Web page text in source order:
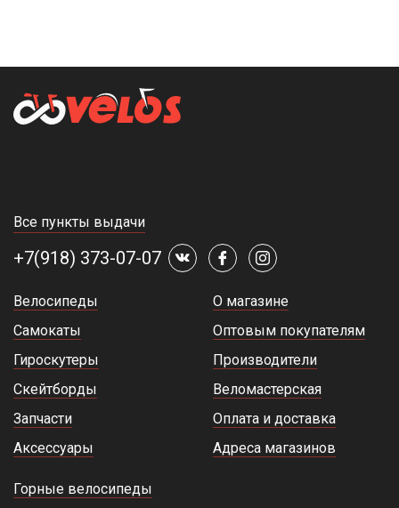
Все пункты выдачи
+7(918) 373-07-07
Велосипеды
Самокаты
Гироскутеры
Скейтборды
Запчасти
Аксессуары
О магазине
Оптовым покупателям
Производители
Веломастерская
Оплата и доставка
Адреса магазинов
Горные велосипеды